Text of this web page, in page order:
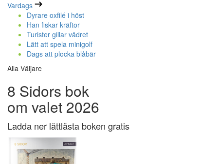
Vardags
Dyrare oxfilé i höst
Han fiskar kräftor
Turister gillar vädret
Lätt att spela minigolf
Dags att plocka blåbär
Alla Väljare
8 Sidors bok
om valet 2026
Ladda ner lättlästa boken gratis